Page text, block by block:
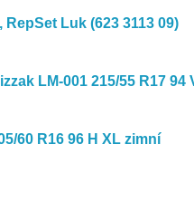
Luk (623 3113 09)
LM-001 215/55 R17 94
60 R16 96 H XL zimní